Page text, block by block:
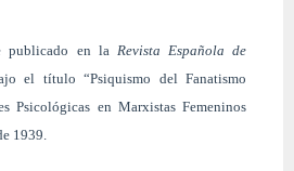
publicado en la Revista Española de
el título “Psiquismo del Fanatismo
Psicológicas en Marxistas Femeninos
1939.